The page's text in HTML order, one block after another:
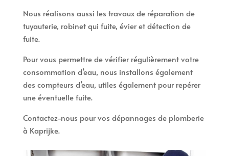
Nous réalisons aussi les travaux de réparation de
tuyauterie, robinet qui fuite, évier et détection de
fuite.
Pour vous permettre de vérifier régulièrement votre
consommation d’eau, nous installons également
des compteurs d’eau, utiles également pour repérer
une éventuelle fuite.
Contactez-nous pour vos dépannages de plomberie
à Kaprijke.